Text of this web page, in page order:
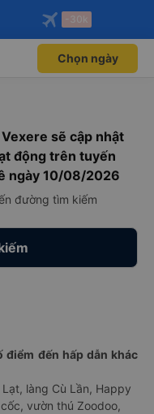
Mở app
bay qua
Mở app
-30k
Chọn ngày
sẽ cập nhật
động trên tuyến
ngày 10/08/2026
đường tìm kiếm
điểm đến hấp dẫn khác
làng Cù Lần, Happy
vườn thú Zoodoo,